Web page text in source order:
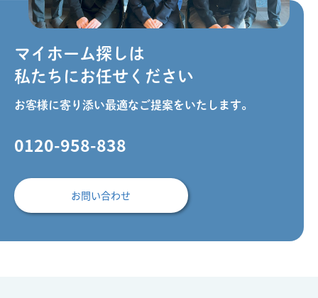
マイホーム探しは
私たちにお任せください
お客様に寄り添い最適なご提案をいたします。
0120-958-838
お問い合わせ